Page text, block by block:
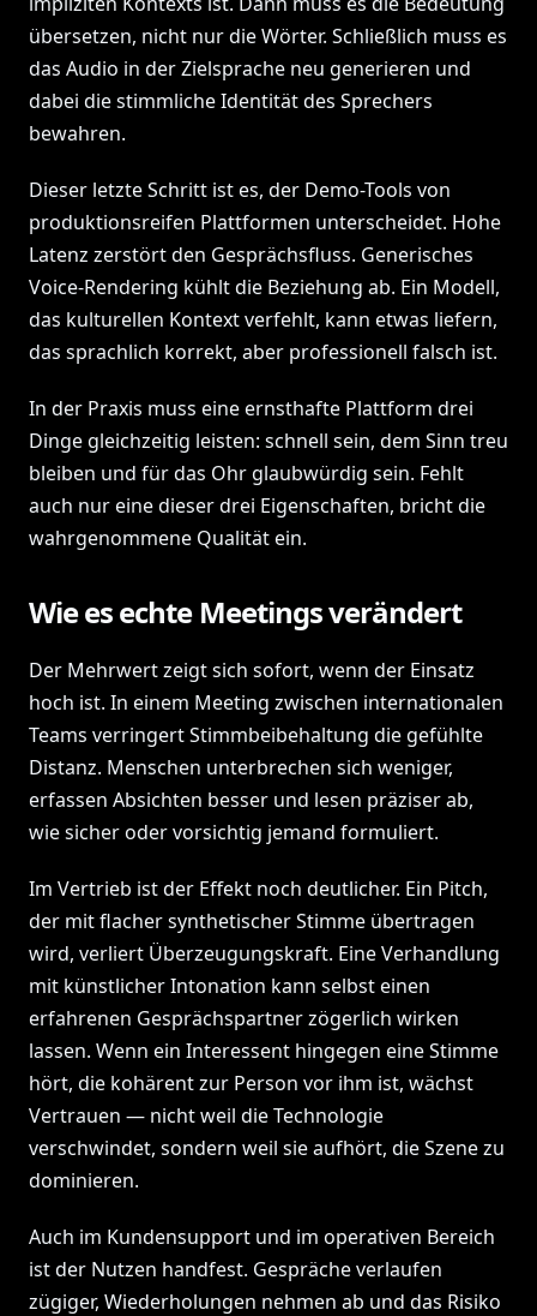
übersetzen, nicht nur die Wörter. Schließlich muss es
das Audio in der Zielsprache neu generieren und
dabei die stimmliche Identität des Sprechers
bewahren.
Dieser letzte Schritt ist es, der Demo-Tools von
produktionsreifen Plattformen unterscheidet. Hohe
Latenz zerstört den Gesprächsfluss. Generisches
Voice-Rendering kühlt die Beziehung ab. Ein Modell,
das kulturellen Kontext verfehlt, kann etwas liefern,
das sprachlich korrekt, aber professionell falsch ist.
In der Praxis muss eine ernsthafte Plattform drei
Dinge gleichzeitig leisten: schnell sein, dem Sinn treu
bleiben und für das Ohr glaubwürdig sein. Fehlt
auch nur eine dieser drei Eigenschaften, bricht die
wahrgenommene Qualität ein.
Wie es echte Meetings verändert
Der Mehrwert zeigt sich sofort, wenn der Einsatz
hoch ist. In einem Meeting zwischen internationalen
Teams verringert Stimmbeibehaltung die gefühlte
Distanz. Menschen unterbrechen sich weniger,
erfassen Absichten besser und lesen präziser ab,
wie sicher oder vorsichtig jemand formuliert.
Im Vertrieb ist der Effekt noch deutlicher. Ein Pitch,
der mit flacher synthetischer Stimme übertragen
wird, verliert Überzeugungskraft. Eine Verhandlung
mit künstlicher Intonation kann selbst einen
erfahrenen Gesprächspartner zögerlich wirken
lassen. Wenn ein Interessent hingegen eine Stimme
hört, die kohärent zur Person vor ihm ist, wächst
Vertrauen — nicht weil die Technologie
verschwindet, sondern weil sie aufhört, die Szene zu
dominieren.
Auch im Kundensupport und im operativen Bereich
ist der Nutzen handfest. Gespräche verlaufen
zügiger, Wiederholungen nehmen ab und das Risiko